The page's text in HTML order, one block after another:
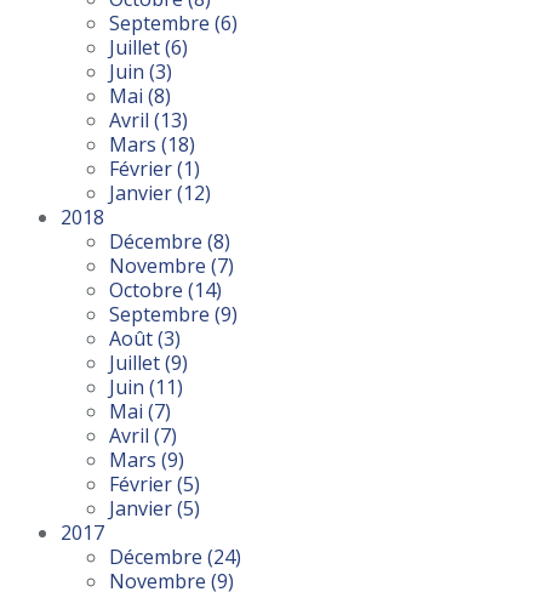
Septembre (6)
Juillet(6)
Juin (3)
Mai (8)
Avril (13)
Mars (18)
Février(1)
Janvier(12)
2018
Décembre (8)
Novembre (7)
Octobre (14)
Septembre (9)
Août(3)
Juillet(9)
Juin (11)
Mai (7)
Avril (7)
Mars (9)
Février(5)
Janvier(5)
2017
Décembre (24)
Novembre (9)